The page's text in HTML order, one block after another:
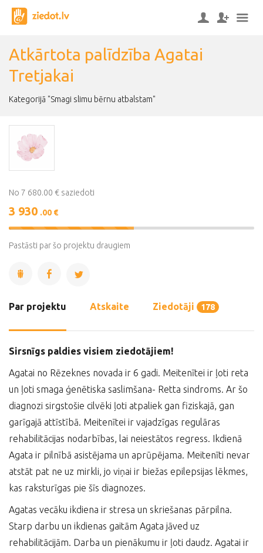
Atkārtota palīdzība Agatai
Tretjakai
Kategorijā "Smagi slimu bērnu atbalstam"
No 7 680.00 € saziedoti
3 930 .00 €
51%
Complete
Pastāsti par šo projektu draugiem
Par projektu Atskaite Ziedotāji 178
Sirsnīgs paldies visiem ziedotājiem!
Agatai no Rēzeknes novada ir 6 gadi. Meitenītei ir ļoti reta
un ļoti smaga ģenētiska saslimšana- Retta sindroms. Ar šo
diagnozi sirgstošie cilvēki ļoti atpaliek gan fiziskajā, gan
garīgajā attīstībā. Meitenītei ir vajadzīgas regulāras
rehabilitācijas nodarbības, lai neiestātos regress. Ikdienā
Agata ir pilnībā asistējama un aprūpējama. Meitenīti nevar
atstāt pat ne uz mirkli, jo viņai ir biežas epilepsijas lēkmes,
kas raksturīgas pie šīs diagnozes.
Agatas vecāku ikdiena ir stresa un skriešanas pārpilna.
Starp darbu un ikdienas gaitām Agata jāved uz
rehabilitācijām. Darba un pienākumu ir ļoti daudz. Agatai ir